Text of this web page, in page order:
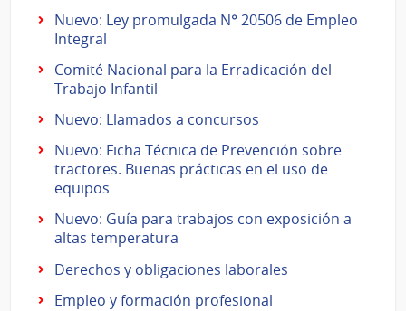
Nuevo: Ley promulgada N° 20506 de Empleo
Integral
Comité Nacional para la Erradicación del
Trabajo Infantil
Nuevo: Llamados a concursos
Nuevo: Ficha Técnica de Prevención sobre
tractores. Buenas prácticas en el uso de
equipos
Nuevo: Guía para trabajos con exposición a
altas temperatura
Derechos y obligaciones laborales
Empleo y formación profesional